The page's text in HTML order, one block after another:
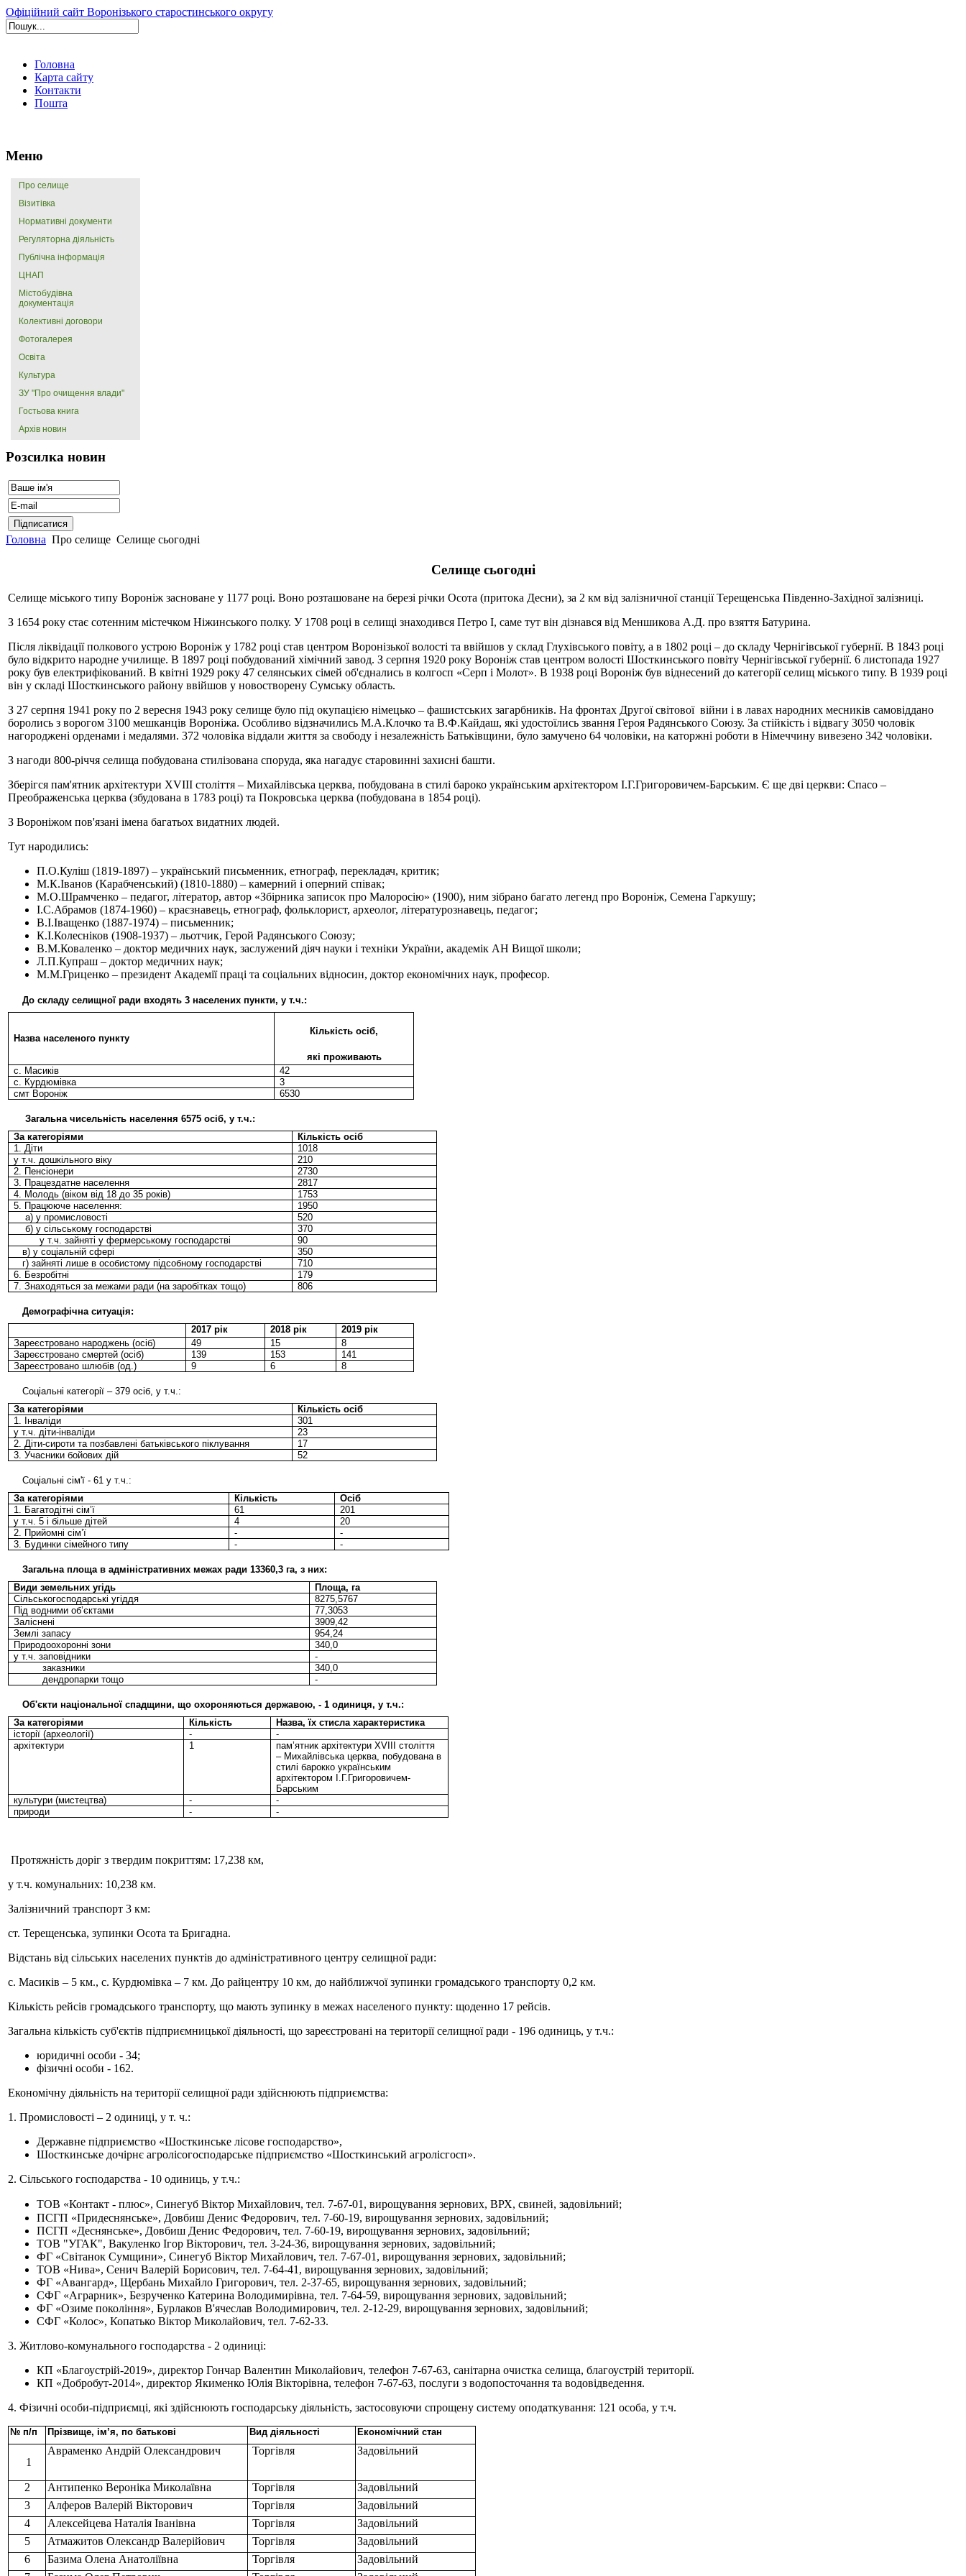
Офіційний сайт Воронізького старостинського округу
Головна
Карта сайту
Контакти
Пошта
Меню
Про селище
Візитівка
Нормативні документи
Регуляторна діяльність
Публічна інформація
ЦНАП
Містобудівна
документація
Колективні договори
Фотогалерея
Освіта
Культура
ЗУ "Про очищення влади"
Гостьова книга
Архів новин
Розсилка новин
Головна Про селище Селище сьогодні
Селище сьогодні
Селище міського типу Вороніж засноване у 1177 році. Воно розташоване на березі річки Осота (притока Десни), за 2 км від залізничної станції Терещенська Південно-Західної залізниці.
З 1654 року стає сотенним містечком Ніжинського полку. У 1708 році в селищі знаходився Петро І, саме тут він дізнався від Меншикова А.Д. про взяття Батурина.
Після ліквідації полкового устрою Вороніж у 1782 році став центром Воронізької волості та ввійшов у склад Глухівського повіту, а в 1802 році – до складу Чернігівської губернії. В 1843 році
було відкрито народне училище. В 1897 році побудований хімічний завод. З серпня 1920 року Вороніж став центром волості Шосткинського повіту Чернігівської губернії. 6 листопада 1927
року був електрифікований. В квітні 1929 року 47 селянських сімей об'єднались в колгосп «Серп і Молот». В 1938 році Вороніж був віднесений до категорії селищ міського типу. В 1939 році
він у складі Шосткинського району ввійшов у новостворену Сумську область.
З 27 серпня 1941 року по 2 вересня 1943 року селище було під окупацією німецько – фашистських загарбників. На фронтах Другої світової війни і в лавах народних месників самовіддано
боролись з ворогом 3100 мешканців Вороніжа. Особливо відзначились М.А.Клочко та В.Ф.Кайдаш, які удостоїлись звання Героя Радянського Союзу. За стійкість і відвагу 3050 чоловік
нагороджені орденами і медалями. 372 чоловіка віддали життя за свободу і незалежність Батьківщини, було замучено 64 чоловіки, на каторжні роботи в Німеччину вивезено 342 чоловіки.
З нагоди 800-річчя селища побудована стилізована споруда, яка нагадує старовинні захисні башти.
Зберігся пам'ятник архітектури XVІІІ століття – Михайлівська церква, побудована в стилі бароко українським архітектором І.Г.Григоровичем-Барським. Є ще дві церкви: Спасо –
Преображенська церква (збудована в 1783 році) та Покровська церква (побудована в 1854 році).
З Вороніжом пов'язані імена багатьох видатних людей.
Тут народились:
П.О.Куліш (1819-1897) – український письменник, етнограф, перекладач, критик;
М.К.Іванов (Карабченський) (1810-1880) – камерний і оперний співак;
М.О.Шрамченко – педагог, літератор, автор «Збірника записок про Малоросію» (1900), ним зібрано багато легенд про Вороніж, Семена Гаркушу;
І.С.Абрамов (1874-1960) – краєзнавець, етнограф, фольклорист, археолог, літературознавець, педагог;
В.І.Іващенко (1887-1974) – письменник;
К.І.Колесніков (1908-1937) – льотчик, Герой Радянського Союзу;
В.М.Коваленко – доктор медичних наук, заслужений діяч науки і техніки України, академік АН Вищої школи;
Л.П.Купраш – доктор медичних наук;
М.М.Гриценко – президент Академії праці та соціальних відносин, доктор економічних наук, професор.
До складу селищної ради входять 3 населених пункти, у т.ч.:
Назва населеного пункту
Кількість осіб,
які проживають
с. Масиків
42
с. Курдюмівка
3
смт Вороніж
6530
Загальна чисельність населення 6575 осіб, у т.ч.:
За категоріями
Кількість осіб
1. Діти
1018
у т.ч. дошкільного віку
210
2. Пенсіонери
2730
3. Працездатне населення
2817
4. Молодь (віком від 18 до 35 років)
1753
5. Працююче населення:
1950
а) у промисловості
520
б) у сільському господарстві
370
у т.ч. зайняті у фермерському господарстві
90
в) у соціальній сфері
350
г) зайняті лише в особистому підсобному господарстві
710
6. Безробітні
179
7. Знаходяться за межами ради (на заробітках тощо)
806
Демографічна ситуація:
2017 рік
2018 рік
2019 рік
Зареєстровано народжень (осіб)
49 15
8
Зареєстровано смертей (осіб)
139 153
141
Зареєстровано шлюбів (од.)
9 6 8
Соціальні категорії – 379 осіб, у т.ч.:
За категоріями
Кількість осіб
1. Інваліди
301
у т.ч. діти-інваліди
23
2. Діти-сироти та позбавлені батьківського піклування
17
3. Учасники бойових дій
52
Соціальні сім'ї - 61 у т.ч.:
За категоріями
Кількість
Осіб
1. Багатодітні сім’ї
61
201
у т.ч. 5 і більше дітей
4
20
2. Прийомні сім’ї
-
-
3. Будинки сімейного типу
- -
Загальна площа в адміністративних межах ради 13360,3 га, з них:
Види земельних угідь
Площа, га
Сільськогосподарські угіддя
8275,5767
Під водними об’єктами
77,3053
Заліснені
3909,42
Землі запасу
954,24
Природоохоронні зони
340,0
у т.ч. заповідники
-
заказники
340,0
дендропарки тощо
-
Об'єкти національної спадщини, що охороняються державою, - 1 одиниця, у т.ч.:
За категоріями
Кількість
Назва, їх стисла характеристика
історії (археології)
-
-
архітектури
1
пам’ятник архітектури XVІІІ століття
– Михайлівська церква, побудована в
стилі барокко українським
архітектором І.Г.Григоровичем-
Барським
культури (мистецтва)
-
-
природи
- -
Протяжність доріг з твердим покриттям: 17,238 км,
у т.ч. комунальних: 10,238 км.
Залізничний транспорт 3 км:
ст. Терещенська, зупинки Осота та Бригадна.
Відстань від сільських населених пунктів до адміністративного центру селищної ради:
с. Масиків – 5 км., с. Курдюмівка – 7 км. До райцентру 10 км, до найближчої зупинки громадського транспорту 0,2 км.
Кількість рейсів громадського транспорту, що мають зупинку в межах населеного пункту: щоденно 17 рейсів.
Загальна кількість суб'єктів підприємницької діяльності, що зареєстровані на території селищної ради - 196 одиниць, у т.ч.:
юридичні особи - 34;
фізичні особи - 162.
Економічну діяльність на території селищної ради здійснюють підприємства:
1. Промисловості – 2 одиниці, у т. ч.:
Державне підприємство «Шосткинське лісове господарство»,
Шосткинське дочірнє агролісогосподарське підприємство «Шосткинський агролісгосп».
2. Сільського господарства - 10 одиниць, у т.ч.:
ТОВ «Контакт - плюс», Синегуб Віктор Михайлович, тел. 7-67-01, вирощування зернових, ВРХ, свиней, задовільний;
ПСГП «Придеснянське», Довбиш Денис Федорович, тел. 7-60-19, вирощування зернових, задовільний;
ПСГП «Деснянське», Довбиш Денис Федорович, тел. 7-60-19, вирощування зернових, задовільний;
ТОВ "УГАК", Вакуленко Ігор Вікторович, тел. 3-24-36, вирощування зернових, задовільний;
ФГ «Світанок Сумщини», Синегуб Віктор Михайлович, тел. 7-67-01, вирощування зернових, задовільний;
ТОВ «Нива», Сенич Валерій Борисович, тел. 7-64-41, вирощування зернових, задовільний;
ФГ «Авангард», Щербань Михайло Григорович, тел. 2-37-65, вирощування зернових, задовільний;
СФГ «Аграрник», Безрученко Катерина Володимирівна, тел. 7-64-59, вирощування зернових, задовільний;
ФГ «Озиме покоління», Бурлаков В'ячеслав Володимирович, тел. 2-12-29, вирощування зернових, задовільний;
СФГ «Колос», Копатько Віктор Миколайович, тел. 7-62-33.
3. Житлово-комунального господарства - 2 одиниці:
КП «Благоустрій-2019», директор Гончар Валентин Миколайович, телефон 7-67-63, санітарна очистка селища, благоустрій території.
КП «Добробут-2014», директор Якименко Юлія Вікторівна, телефон 7-67-63, послуги з водопосточання та водовідведення.
4. Фізичні особи-підприємці, які здійснюють господарську діяльність, застосовуючи спрощену систему оподаткування: 121 особа, у т.ч.
№ п/п Прізвище, ім’я, по батькові Вид діяльності Економічний стан
1
Авраменко Андрій Олександрович Торгівля Задовільний
2 Антипенко Вероніка Миколаївна Торгівля
Задовільний
3
Алферов Валерій Вікторович Торгівля
Задовільний
4
Алексейцева Наталія Іванівна Торгівля
Задовільний
5
Атмажитов Олександр Валерійович Торгівля
Задовільний
6
Базима Олена Анатоліївна Торгівля
Задовільний